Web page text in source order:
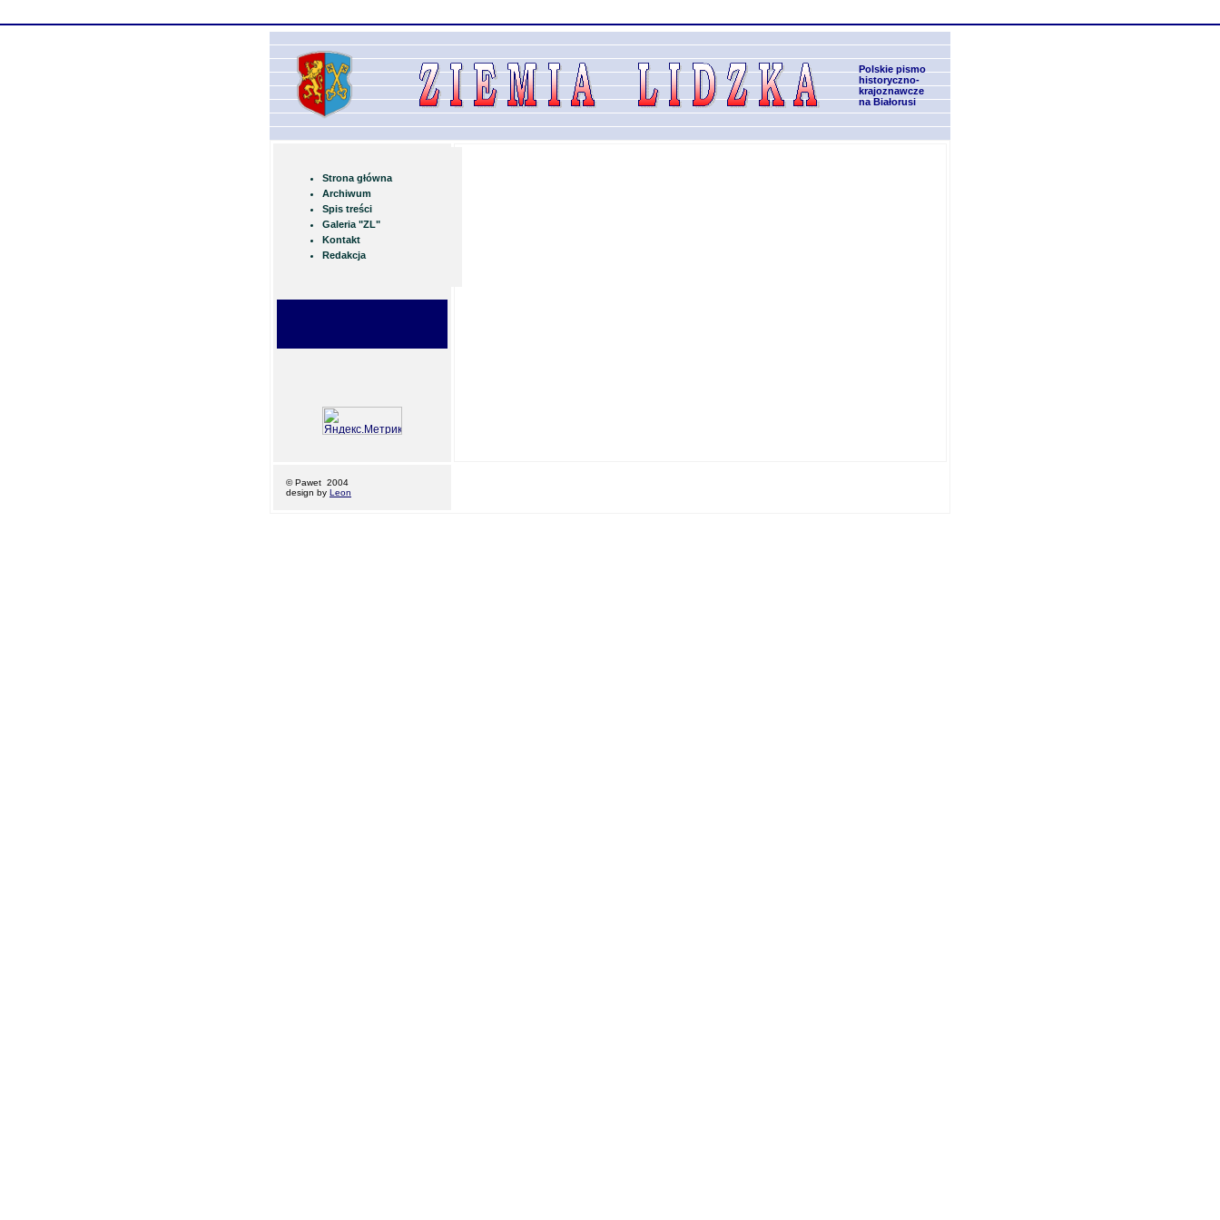
Polskie pismo
historyczno-
krajoznawcze
na Białorusi
Strona główna
Archiwum
Spis treści
Galeria "ZL"
Kontakt
Redakcja
© Pawet 2004
design by Leon